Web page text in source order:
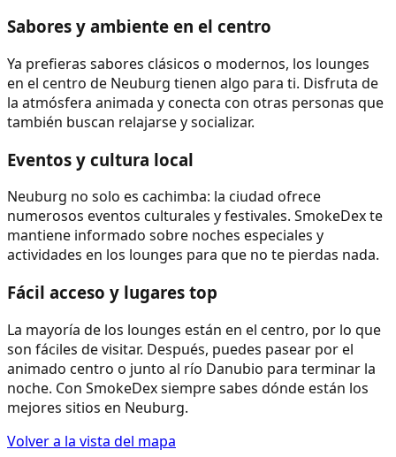
Sabores y ambiente en el centro
Ya prefieras sabores clásicos o modernos, los lounges
en el centro de Neuburg tienen algo para ti. Disfruta de
la atmósfera animada y conecta con otras personas que
también buscan relajarse y socializar.
Eventos y cultura local
Neuburg no solo es cachimba: la ciudad ofrece
numerosos eventos culturales y festivales. SmokeDex te
mantiene informado sobre noches especiales y
actividades en los lounges para que no te pierdas nada.
Fácil acceso y lugares top
La mayoría de los lounges están en el centro, por lo que
son fáciles de visitar. Después, puedes pasear por el
animado centro o junto al río Danubio para terminar la
noche. Con SmokeDex siempre sabes dónde están los
mejores sitios en Neuburg.
Volver a la vista del mapa